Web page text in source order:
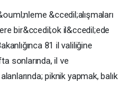
&ccedil;alışmaları
bir&ccedil;ok il&ccedil;ede
81 il valiliğine
sonlarında, il ve
piknik yapmak, balık